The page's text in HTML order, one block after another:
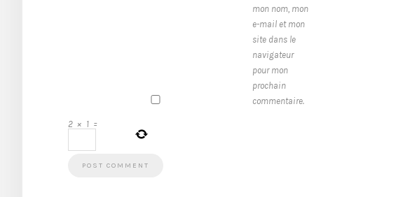
mon nom, mon
e-mail et mon
site dans le
navigateur
pour mon
prochain
commentaire.
2 × 1 =